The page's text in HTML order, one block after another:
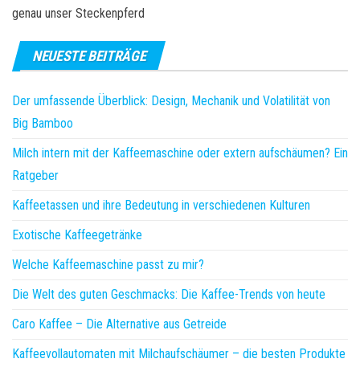
genau unser Steckenpferd
NEUESTE BEITRÄGE
Der umfassende Überblick: Design, Mechanik und Volatilität von
Big Bamboo
Milch intern mit der Kaffeemaschine oder extern aufschäumen? Ein
Ratgeber
Kaffeetassen und ihre Bedeutung in verschiedenen Kulturen
Exotische Kaffeegetränke
Welche Kaffeemaschine passt zu mir?
Die Welt des guten Geschmacks: Die Kaffee-Trends von heute
Caro Kaffee – Die Alternative aus Getreide
Kaffeevollautomaten mit Milchaufschäumer – die besten Produkte